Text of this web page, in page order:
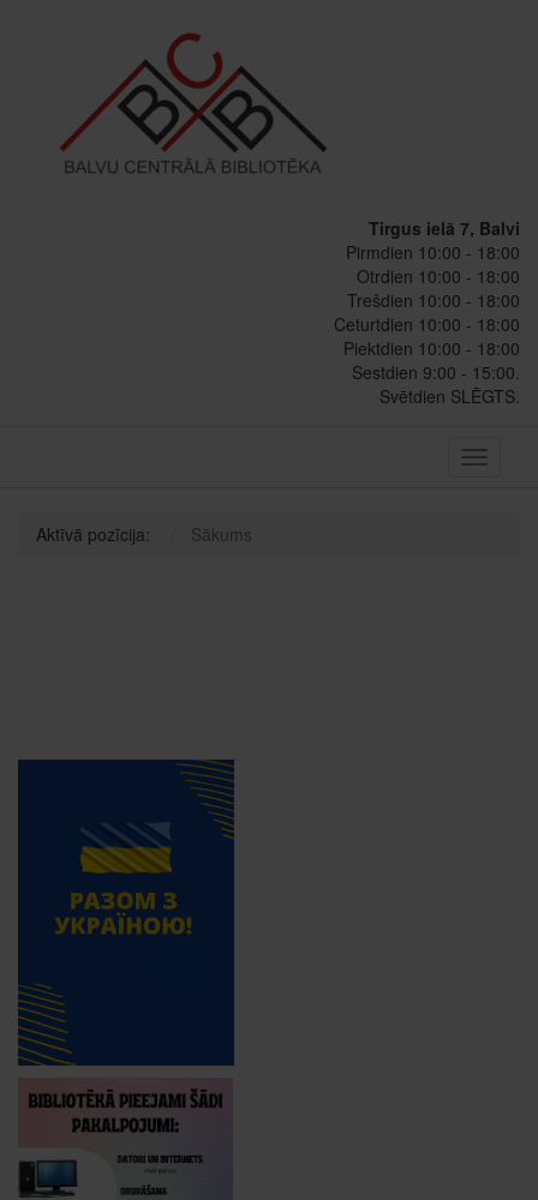
Tirgus ielā 7, Balvi
Pirmdien 10:00 - 18:00
Otrdien 10:00 - 18:00
Trešdien 10:00 - 18:00
Ceturtdien 10:00 - 18:00
Piektdien 10:00 - 18:00
Sestdien 9:00 - 15:00.
Svētdien SLĒGTS.
Toggle
Aktīvā pozīcija: Sākums